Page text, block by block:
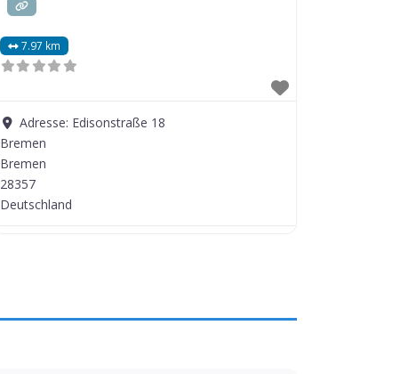
7.97 km
Adresse: Edisonstraße 18
Bremen
Bremen
28357
Deutschland